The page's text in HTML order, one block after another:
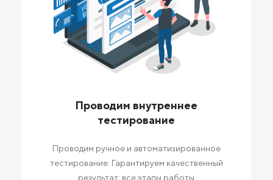
Проводим внутреннее
тестирование
Проводим ручное и автоматизированное
тестирование. Гарантируем качественный
результат: все этапы работы